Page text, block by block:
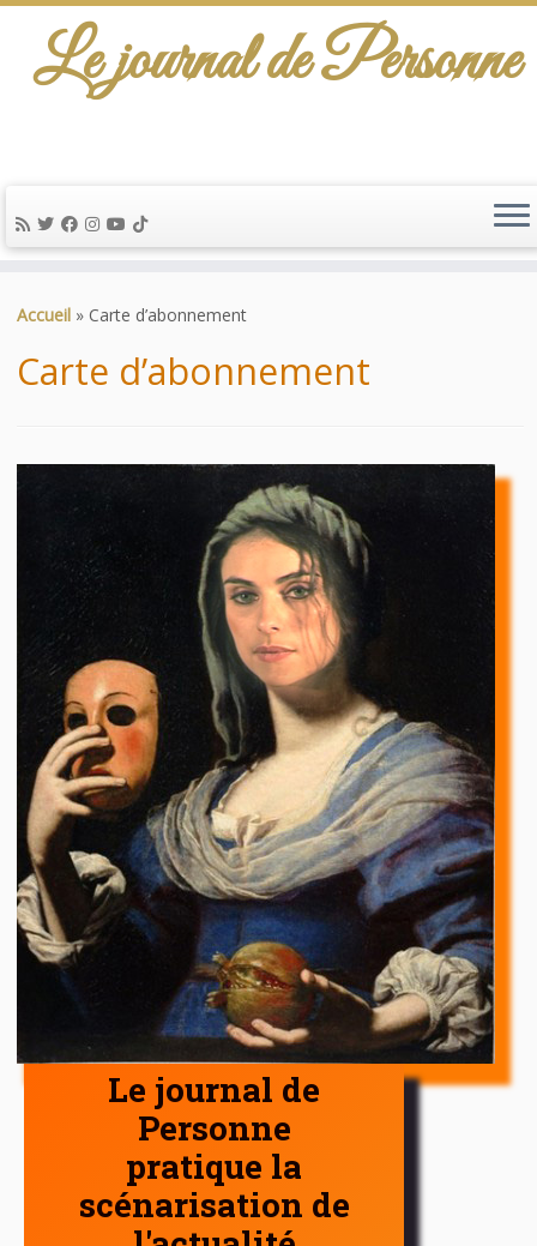
au
Le journal de Personne
Accueil » Carte d’abonnement
Carte d’abonnement
Le journal de
Personne
pratique la
scénarisation de